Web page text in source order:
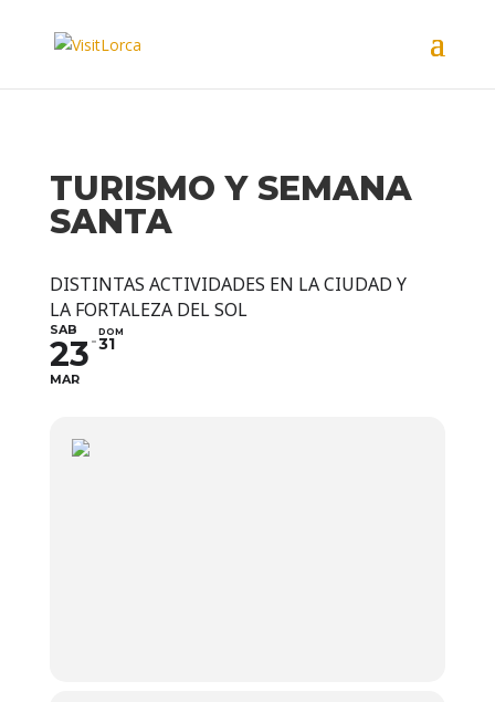
TURISMO Y SEMANA
SANTA
DISTINTAS ACTIVIDADES EN LA CIUDAD Y
LA FORTALEZA DEL SOL
SAB
23
MAR
DOM
31